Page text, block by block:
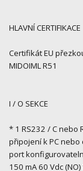
HLAVNÍ CERTIFIKACE
Certifikát EU
MIDOIML R51
I / O SEKCE
* 1 RS232 / C
připojení k PC
port
150 mA 60 Vdc